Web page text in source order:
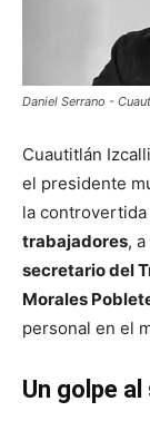
Daniel Serrano -
Cuautitlán
el presidente
la
trabajadores,
secretario del
Morales
personal en el
Un golpe